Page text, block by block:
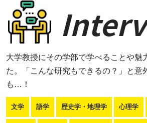
大学教授にその学部で学べることや魅
た。「こんな研究もできるの？」と意
も…！
文学 語学 歴史学・地理学 心理学